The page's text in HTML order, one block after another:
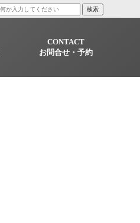
CONTACT
お問合せ・予約